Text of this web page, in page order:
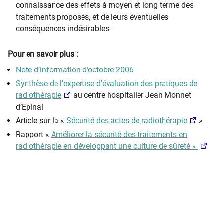
connaissance des effets à moyen et long terme des
traitements proposés, et de leurs éventuelles
conséquences indésirables.
Pour en savoir plus :
Note d’information d’octobre 2006
Synthèse de l’expertise d’évaluation des pratiques de
radiothérapie
au centre hospitalier Jean Monnet
d’Epinal
Article sur la « Sécurité des actes de radiothérapie
»
Rapport « Améliorer la sécurité des traitements en
radiothérapie en développant une culture de sûreté »